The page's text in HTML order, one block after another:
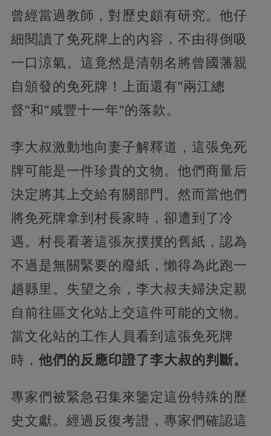
曾經當過教師，對歷史頗有研究。他仔
細閱讀了免死牌上的內容，不由得倒吸
一口涼氣。這竟然是清朝名將曾國藩親
自頒發的免死牌！上面還有"兩江總
督"和"咸豐十一年"的落款。
李大叔激動地向妻子解釋道，這張免死
牌可能是一件珍貴的文物。他們商量后
決定將其上交給有關部門。然而當他們
將免死牌拿到村長家時，卻遭到了冷
遇。村長看著這張灰撲撲的舊紙，認為
不過是無關緊要的廢紙，懶得為此跑一
趟縣里。失望之余，李大叔夫婦決定親
自前往區文化站上交這件可能的文物。
當文化站的工作人員看到這張免死牌
時， 他們的反應印證了李大叔的判斷。
專家們被緊急召集來鑒定這份特殊的歷
史文獻。經過反復考證，專家們確認這